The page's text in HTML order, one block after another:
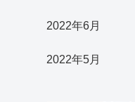
2022年6月
2022年5月